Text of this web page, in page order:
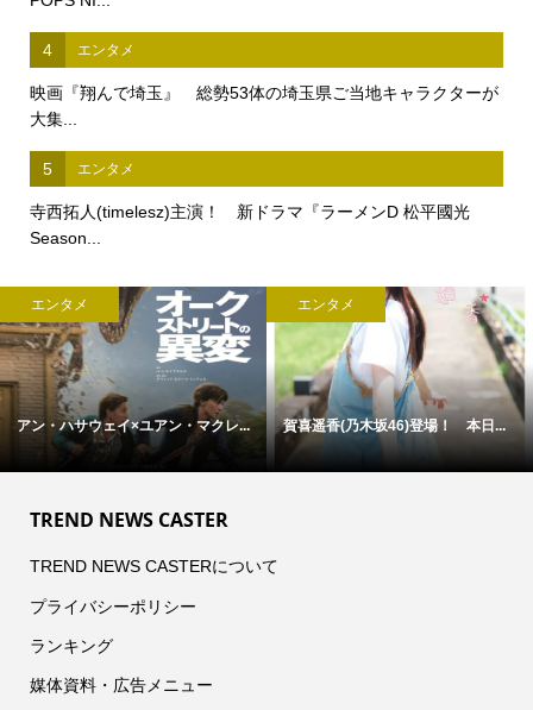
4 エンタメ
映画『翔んで埼玉』 総勢53体の埼玉県ご当地キャラクターが
大集...
5 エンタメ
寺西拓人(timelesz)主演！ 新ドラマ『ラーメンD 松平國光
Season...
エンタメ
アン・ハサウェイ×ユアン・マクレ...
エンタメ
賀喜遥香(乃木坂46)登場！ 本日...
TREND NEWS CASTER
TREND NEWS CASTERについて
プライバシーポリシー
ランキング
媒体資料・広告メニュー